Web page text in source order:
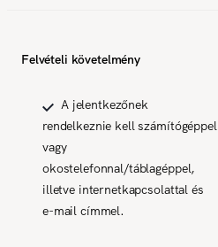
Felvételi követelmény
A jelentkezőnek
rendelkeznie kell számítógéppel
vagy
okostelefonnal/táblagéppel,
illetve internetkapcsolattal és
e-mail címmel.